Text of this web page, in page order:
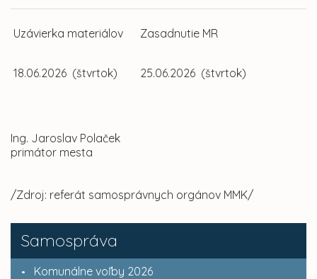
Samospráva
Komunálne voľby 2026
Uzávierka materiálov Zasadnutie MR
18.06.2026 (štvrtok) 25.06.2026 (štvrtok)
Ing. Jaroslav Polaček
primátor mesta
/Zdroj: referát samosprávnych orgánov MMK/